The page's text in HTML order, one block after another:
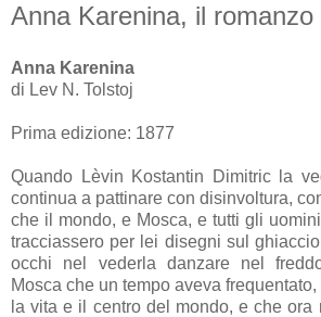
Anna Karenina, il
Anna Karenina
di Lev N. Tolstoj
Prima edizione: 1877
Quando Lèvin Kostantin Dimitric la
continua a pattinare con disinvoltura,
che il mondo, e Mosca, e tutti gli
tracciassero per lei disegni sul
occhi nel vederla danzare nel
Mosca che un tempo aveva
la vita e il centro del mondo, e che ora